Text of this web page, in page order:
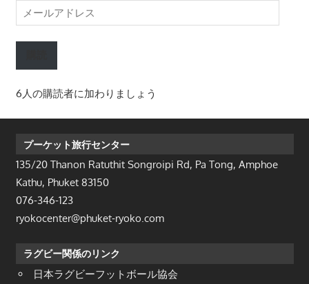
ー
ル
レ
ス
6人の購読者に加わりましょう
プーケット旅行センター
135/20 Thanon Ratuthit Songroipi Rd, Pa Tong, Amphoe
Kathu, Phuket 83150
076-346-123
ryokocenter@phuket-ryoko.com
ラグビー関係のリンク
日本ラグビーフットボール協会